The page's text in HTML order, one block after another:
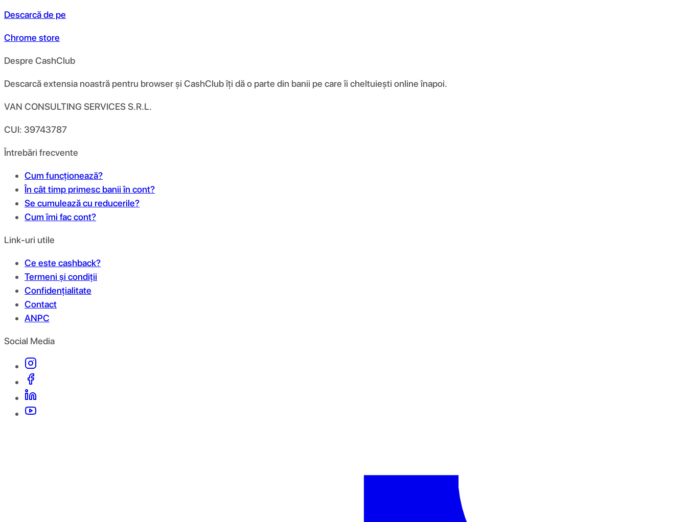
Descarcă de pe
Chrome store
Despre CashClub
Descarcă extensia noastră pentru browser și CashClub îți dă o parte din banii pe care îi cheltuiești online înapoi.
VAN CONSULTING SERVICES S.R.L.
CUI: 39743787
Întrebări frecvente
Cum funcționează?
În cât timp primesc banii în cont?
Se cumulează cu reducerile?
Cum îmi fac cont?
Link-uri utile
Ce este cashback?
Termeni și condiții
Confidențialitate
Contact
ANPC
Social Media